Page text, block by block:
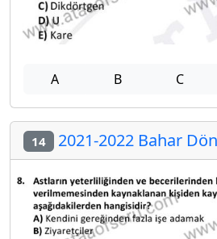
A B C
14 2021-2022 Bahar